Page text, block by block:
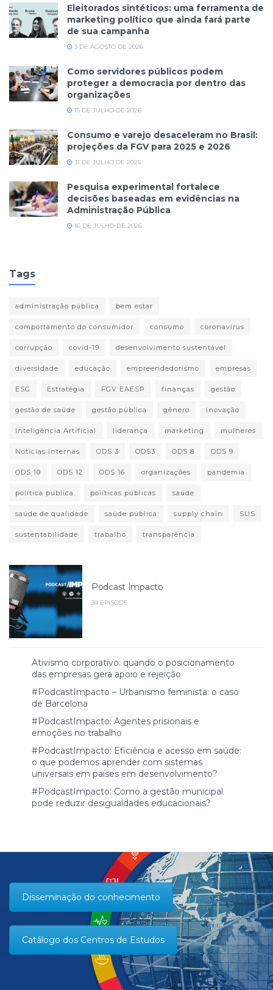
Eleitorados sintéticos: uma ferramenta de
marketing político que ainda fará parte
de sua campanha
3 DE AGOSTO DE 2026
Como servidores públicos podem
proteger a democracia por dentro das
organizações
15 DE JULHO DE 2026
Consumo e varejo desaceleram no Brasil:
projeções da FGV para 2025 e 2026
31 DE JULHO DE 2025
Pesquisa experimental fortalece
decisões baseadas em evidências na
Administração Pública
16 DE JULHO DE 2026
Tags
administração pública bem estar
comportamento do consumidor consumo coronavírus
corrupção covid-19 desenvolvimento sustentável
diversidade educação empreendedorismo empresas
ESG Estratégia FGV EAESP finanças gestão
gestão de saúde gestão pública gênero inovação
Inteligência Artificial liderança marketing mulheres
Notícias internas ODS 3 ODS3 ODS 8 ODS 9
ODS 10 ODS 12 ODS 16 organizações pandemia
política pública políticas públicas saúde
saúde de qualidade saúde pública supply chain SUS
sustentabilidade trabalho transparência
Podcast Impacto
30 EPISODE
Ativismo corporativo: quando o posicionamento
das empresas gera apoio e rejeição
#PodcastImpacto – Urbanismo feminista: o caso
de Barcelona
#PodcastImpacto: Agentes prisionais e
emoções no trabalho
#PodcastImpacto: Eficiência e acesso em saúde:
o que podemos aprender com sistemas
universais em países em desenvolvimento?
#PodcastImpacto: Como a gestão municipal
pode reduzir desigualdades educacionais?
Disseminação do conhecimento
Catálogo dos Centros de Estudos